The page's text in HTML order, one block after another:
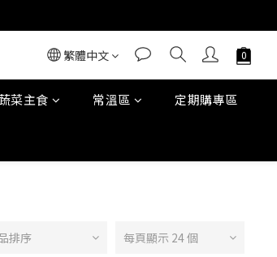
繁體中文
菜主食 常溫區 定期購專區
排序 每頁顯示 24 個